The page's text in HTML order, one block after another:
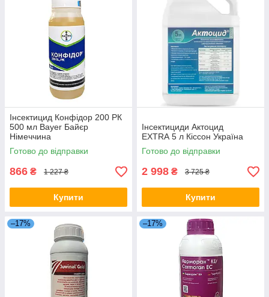
Інсектицид Конфідор 200 РК
500 мл Bayer Байєр
Німеччина
Готово до відправки
866 ₴ 1 227 ₴
Купити
Інсектициди Актоцид
EXTRA 5 л Кіссон Україна
Готово до відправки
2 998 ₴ 3 725 ₴
Купити
–17% –17%